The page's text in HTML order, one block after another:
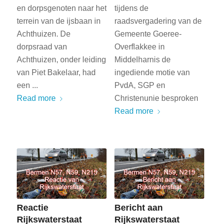
en dorpsgenoten naar het
terrein van de ijsbaan in
Achthuizen. De
dorpsraad van
Achthuizen, onder leiding
van Piet Bakelaar, had
een ...
Read more
tijdens de
raadsvergadering van de
Gemeente Goeree-
Overflakkee in
Middelharnis de
ingediende motie van
PvdA, SGP en
Christenunie besproken
Read more
Reactie
Rijkswaterstaat
Bericht aan
Rijkswaterstaat